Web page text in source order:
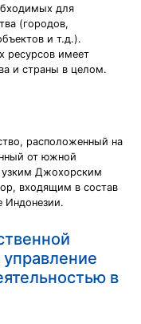
для
(городов,
и т.д.).
ресурсов имеет
и страны в целом.
расположенный на
от южной
узким Джохорским
входящим в состав
Индонезии.
в